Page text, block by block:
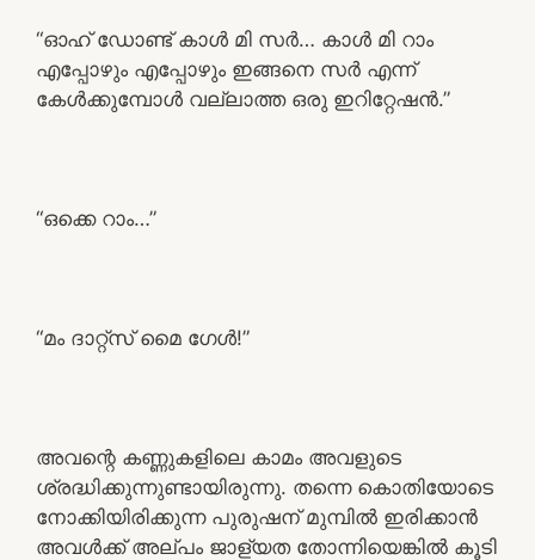
“ഓഹ് ഡോണ്ട് കാൾ മി സർ… കാൾ മി റാം
എപ്പോഴും എപ്പോഴും ഇങ്ങനെ സർ എന്ന്
കേൾക്കുമ്പോൾ വല്ലാത്ത ഒരു ഇറിറ്റേഷൻ.”
“ഒക്കെ റാം…”
“മം ദാറ്റ്‌സ് മൈ ഗേൾ!”
അവന്റെ കണ്ണുകളിലെ കാമം അവളുടെ
ശ്രദ്ധിക്കുന്നുണ്ടായിരുന്നു. തന്നെ കൊതിയോടെ
നോക്കിയിരിക്കുന്ന പുരുഷന് മുമ്പിൽ ഇരിക്കാൻ
അവൾക്ക് അല്പം ജാള്യത തോന്നിയെങ്കിൽ കൂടി